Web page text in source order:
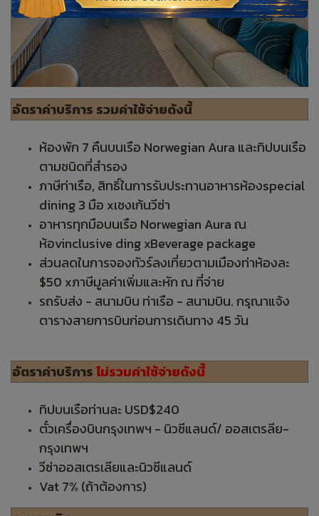
อัตราค่าบริการ รวมค่าใช้จ่ายดังนี้
ห้องพัก 7 คืนบนเรือ Norwegian Aura และทิปบนเรือ
ตามชนิดที่สำรอง
ภาษีท่าเรือ, สิทธิ์ในการรับประทานอาหารห้องspecial
dining 3 มือ xเชงเก้นวีซ่า
อาหารทุกมือบนเรือ Norwegian Aura ณ
ห้อvinclusive ding xBeverage package
ส่วนลดในการจองทัวร์ลงเที่ยวตามเมืองท่าห้องละ
$50 xภาษีมูลค่าเพิ่มและหัก ณ ที่จ่าย
รถรับส่ง - สนามบิน ท่าเรือ - สนามบิน. กรุณาแจ้ง
ตารางสายการบินก่อนการเดินทาง 45 วัน
อัตราค่าบริการไม่รวมค่าใช้จ่ายดังนี้
ทิปบนเรือท่านละ USD$240
ตั๋วเครื่องบินกรุงเทพฯ - นิวซีแลนด์/ ออสเตรลีย-
กรุงเทพฯ
วีซ่าออสเตรเลียและนิวซีแลนด์
Vat 7% (ถ้าต้องการ)